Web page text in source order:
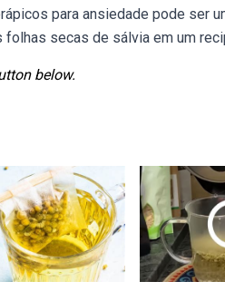
para ansiedade pode ser
folhas secas de sálvia em um
below.